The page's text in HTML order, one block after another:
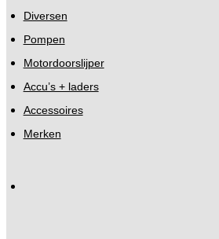
Diversen
Pompen
Motordoorslijper
Accu’s + laders
Accessoires
Merken